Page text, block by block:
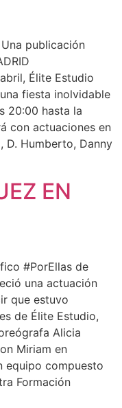
publicación
Élite Estudio
fiesta inolvidable
20:00 hasta la
con actuaciones en
D. Humberto, Danny
EN
#PorEllas de
una actuación
que estuvo
de Élite Estudio,
Alicia
Miriam en
equipo compuesto
Formación